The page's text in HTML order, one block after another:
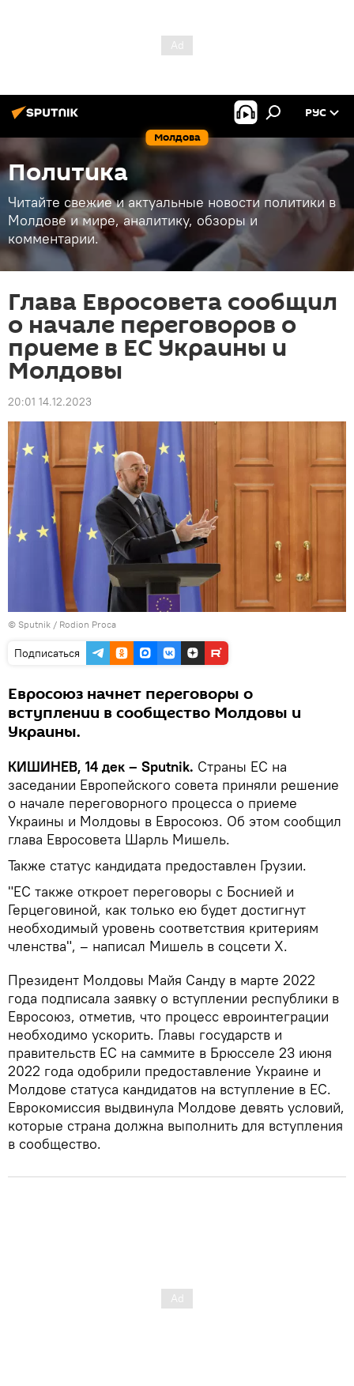
Молдова
РУС
Политика
Читайте свежие и актуальные новости политики в
Молдове и мире, аналитику, обзоры и
комментарии.
Глава Евросовета сообщил
о начале переговоров о
приеме в ЕС Украины и
Молдовы
20:01 14.12.2023
© Sputnik / Rodion Proca
Подписаться
Евросоюз начнет переговоры о
вступлении в сообщество Молдовы и
Украины.
КИШИНЕВ, 14 дек – Sputnik. Страны ЕС на
заседании Европейского совета приняли решение
о начале переговорного процесса о приеме
Украины и Молдовы в Евросоюз. Об этом сообщил
глава Евросовета Шарль Мишель.
Также статус кандидата предоставлен Грузии.
"ЕС также откроет переговоры с Боснией и
Герцеговиной, как только ею будет достигнут
необходимый уровень соответствия критериям
членства", – написал Мишель в соцсети X.
Президент Молдовы Майя Санду в марте 2022
года подписала заявку о вступлении республики в
Евросоюз, отметив, что процесс евроинтеграции
необходимо ускорить. Главы государств и
правительств ЕС на саммите в Брюсселе 23 июня
2022 года одобрили предоставление Украине и
Молдове статуса кандидатов на вступление в ЕС.
Еврокомиссия выдвинула Молдове девять условий,
которые страна должна выполнить для вступления
в сообщество.